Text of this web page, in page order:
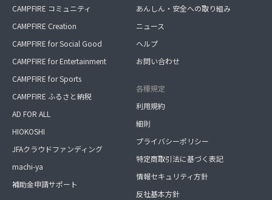
CAMPFIRE コミュニティ
CAMPFIRE Creation
CAMPFIRE for Social Good
CAMPFIRE for Entertainment
CAMPFIRE for Sports
CAMPFIRE ふるさと納税
AD FOR ALL
HIOKOSHI
JFAクラウドファンディング
machi-ya
補助金申請サポート
あんしん・安全への取り組み
ニュース
ヘルプ
お問い合わせ
各種規定
利用規約
細則
プライバシーポリシー
特定商取引法に基づく表記
情報セキュリティ方針
反社基本方針